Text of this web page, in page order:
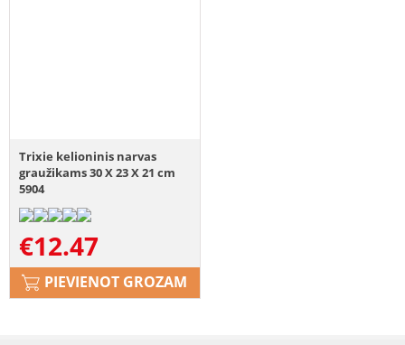
Trixie kelioninis narvas
graužikams 30 X 23 X 21 cm
5904
€12.47
PIEVIENOT GROZAM